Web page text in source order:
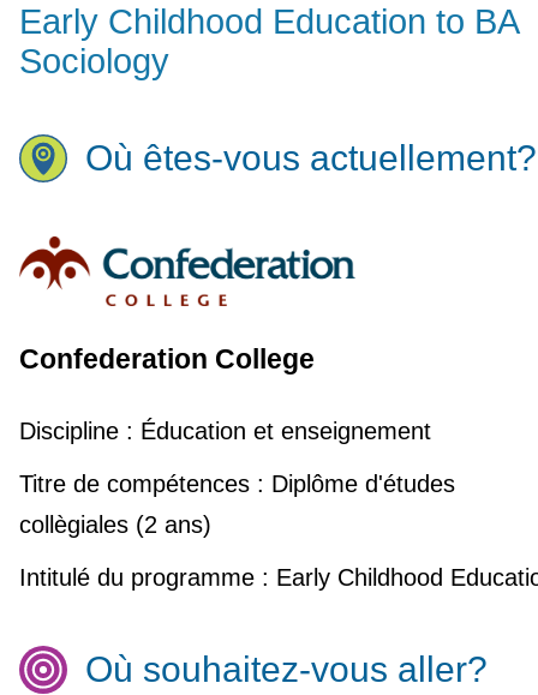
Early Childhood Education to BA
Sociology
Où êtes-vous actuellement?
Confederation College
Discipline : Éducation et enseignement
Titre de compétences : Diplôme d'études
collègiales (2 ans)
Intitulé du programme : Early Childhood
Où souhaitez-vous aller?